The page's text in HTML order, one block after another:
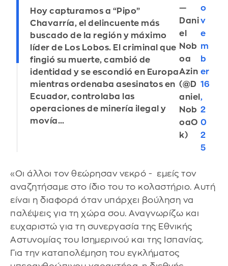
Hoy capturamos a “Pipo”
Chavarría, el delincuente más
buscado de la región y máximo
líder de Los Lobos. El criminal que
fingió su muerte, cambió de
identidad y se escondió en Europa
mientras ordenaba asesinatos en
Ecuador, controlaba las
operaciones de minería ilegal y
movía…
—
Dani
el
Nob
oa
Azin
(@D
aniel
Nob
oaO
k)
o
v
e
m
b
er
16
,
2
0
2
5
«Οι άλλοι τον θεώρησαν νεκρό - εμείς τον
αναζητήσαμε στο ίδιο του το κολαστήριο. Αυτή
είναι η διαφορά όταν υπάρχει βούληση να
παλέψεις για τη χώρα σου. Αναγνωρίζω και
ευχαριστώ για τη συνεργασία της Εθνικής
Αστυνομίας του Ισημερινού και της Ισπανίας.
Για την καταπολέμηση του εγκλήματος